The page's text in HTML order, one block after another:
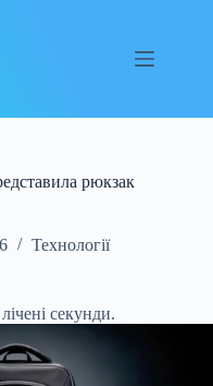
рюкзак
Технології
секунди.